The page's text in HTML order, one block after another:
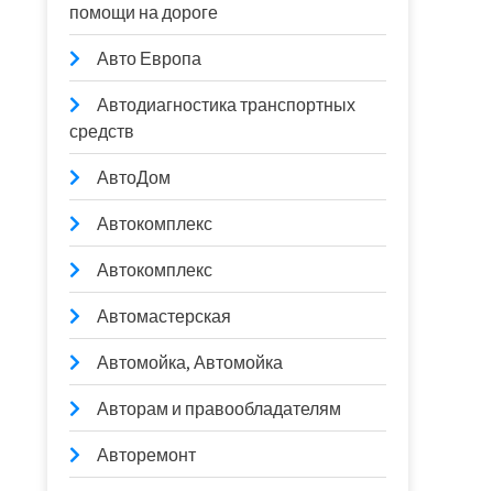
помощи на дороге
Авто Европа
Автодиагностика транспортных
средств
АвтоДом
Автокомплекс
Автокомплекс
Автомастерская
Автомойка, Автомойка
Авторам и правообладателям
Авторемонт